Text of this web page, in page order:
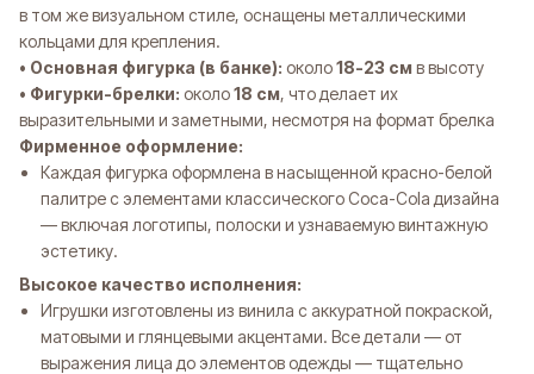
в том же визуальном стиле, оснащены металлическими
кольцами для крепления.
• Основная фигурка (в банке): около18-23 смв высоту
• Фигурки-брелки: около18 см, что делает их
выразительными и заметными, несмотря на формат брелка
Фирменное оформление:
Каждая фигурка оформлена в насыщенной красно-белой
палитре с элементами классического Coca-Cola дизайна
— включая логотипы, полоски и узнаваемую винтажную
эстетику.
Высокое качество исполнения:
Игрушки изготовлены из винила с аккуратной покраской,
матовыми и глянцевыми акцентами. Все детали — от
выражения лица до элементов одежды — тщательно
Оплата частями
Оплатите сегодня 25% стоимости покупки картой
любого банка, остальное — тремя платежами раз
в две недели.